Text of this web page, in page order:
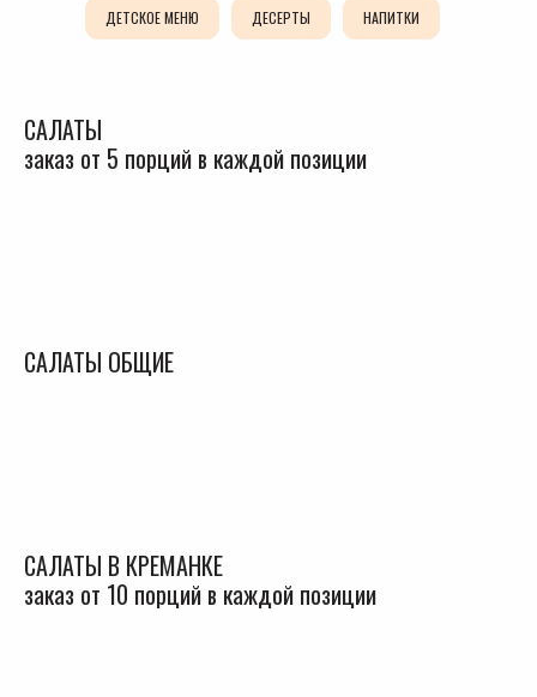
ДЕТСКОЕ МЕНЮ ДЕСЕРТЫ НАПИТКИ
САЛАТЫ
заказ от 5 порций в каждой позиции
САЛАТЫ ОБЩИЕ
САЛАТЫ В КРЕМАНКЕ
заказ от 10 порций в каждой позиции